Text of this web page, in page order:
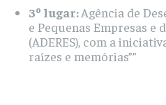
3º lugar:Agência de
e Pequenas Empresas e
(ADERES), com a
raízes e memórias””